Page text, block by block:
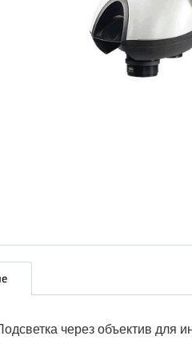
через объектив для